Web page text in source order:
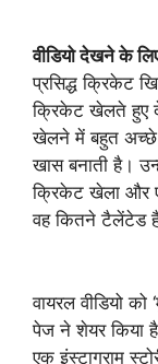
वीडियो देखने के
प्रसिद्ध क्रिकेट
क्रिकेट खेलते हुए
खेलने में बहुत अच्छे
खास बनाती है।
क्रिकेट खेला और
वह कितने टैलेंटेड
वायरल वीडियो
पेज ने शेयर किया
एक इंस्टाग्राम